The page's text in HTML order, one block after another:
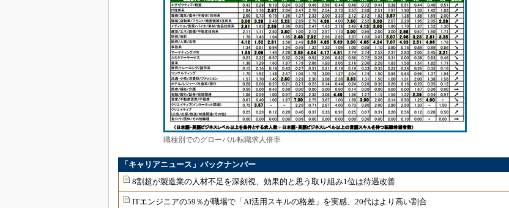
職種別でのグローバル転職求人倍率
「キャリアニュース」バックナンバー
8割超が製造業の人材不足を深刻視、効果的と思う取り組み1位は待遇改善
ITエンジニアの59％が職場で「AI活用スキルの格差」を実感、20代はより高い割合